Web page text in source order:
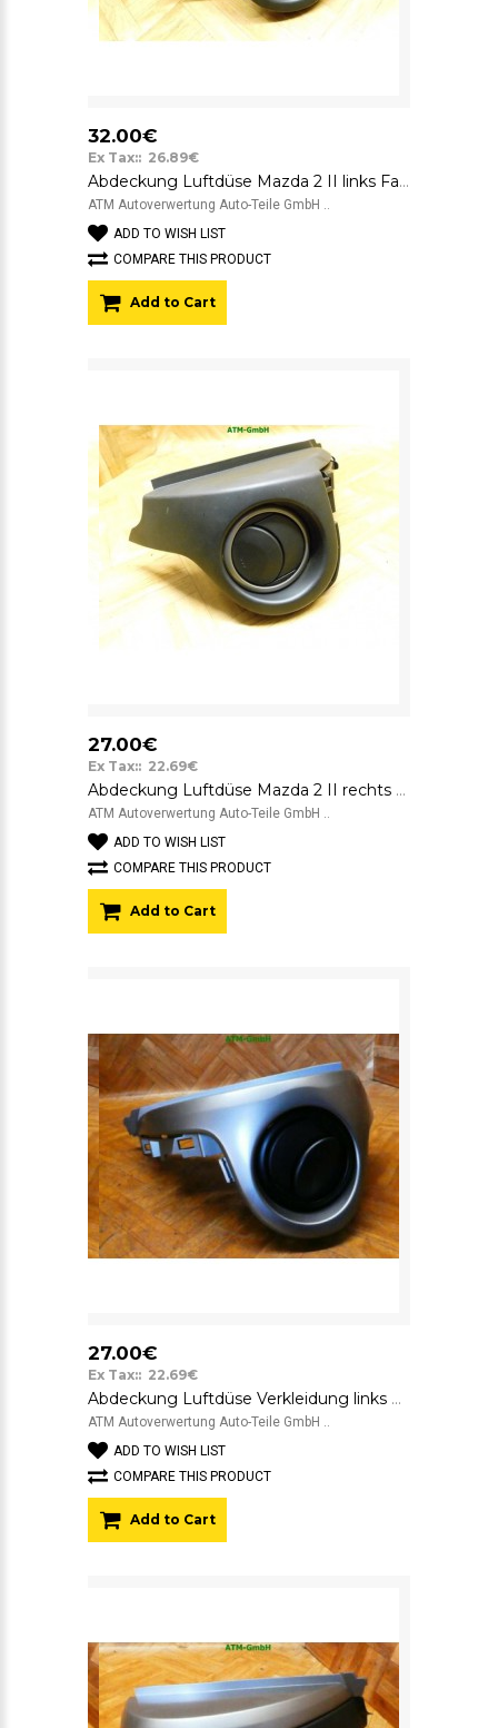
32.00€
Ex Tax:: 26.89€
Abdeckung Luftdüse Mazda 2 II links Fahrerseite DR6164961 K3006
ATM Autoverwertung Auto-Teile GmbH ..
ADD TO WISH LIST
COMPARE THIS PRODUCT
Add to Cart
27.00€
Ex Tax:: 22.69€
Abdeckung Luftdüse Mazda 2 II rechts Beifahrerseite DR6164951 K3006
ATM Autoverwertung Auto-Teile GmbH ..
ADD TO WISH LIST
COMPARE THIS PRODUCT
Add to Cart
27.00€
Ex Tax:: 22.69€
Abdeckung Luftdüse Verkleidung links Mazda 2 D65164961
ATM Autoverwertung Auto-Teile GmbH ..
ADD TO WISH LIST
COMPARE THIS PRODUCT
Add to Cart